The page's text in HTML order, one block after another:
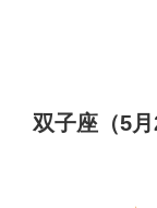
双子座（5月